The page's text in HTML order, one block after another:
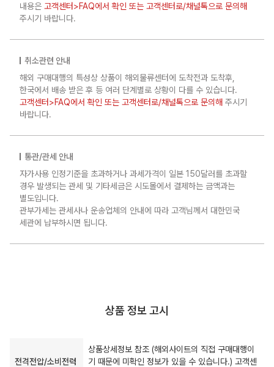
내용은 고객센터>FAQ에서 확인 또는 고객센터로/채널톡으로 문의해
주시기 바랍니다.
취소관련 안내
해외 구매대행의 특성상 상품이 해외물류센터에 도착전과 도착후,
한국에서 배송 받은 후 등 여러 단계별로 상황이 다를 수 있습니다.
고객센터>FAQ에서 확인 또는 고객센터로/채널톡으로 문의해 주시기
바랍니다.
통관/관세 안내
자가사용 인정기준을 초과하거나 과세가격이 일본 150달러를 초과할
경우 발생되는 관세 및 기타세금은 시도몰에서 결제하는 금액과는
별도입니다.
관부가세는 관세사나 운송업체의 안내에 따라 고객님께서 대한민국
세관에 납부하시면 됩니다.
상품 정보 고시
전격전압/소비전력
상품상세정보 참조 (해외사이트의 직접 구매대행이
기 때문에 미확인 정보가 있을 수 있습니다.) 고객센